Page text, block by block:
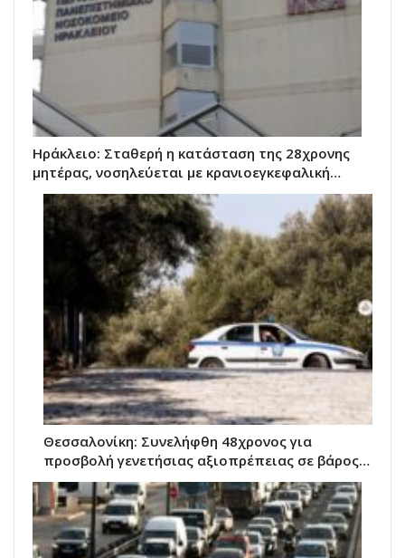
Ηράκλειο: Σταθερή η κατάσταση της 28χρονης
μητέρας, νοσηλεύεται με κρανιοεγκεφαλική…
Θεσσαλονίκη: Συνελήφθη 48χρονος για
προσβολή γενετήσιας αξιοπρέπειας σε βάρος…